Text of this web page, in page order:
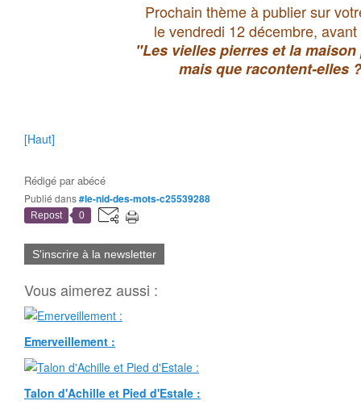
Prochain thème à publier sur
le vendredi 12 décembre,
"Les vielles pierres et la maison
mais que racontent-elles
[Haut]
Rédigé parabécé
Publié dans#le-nid-des-mots-c25539288
Repost 0
S'inscrire à la newsletter
Vous aimerez aussi :
Emerveillement :
Talon d'Achille et Pied d'Estale :